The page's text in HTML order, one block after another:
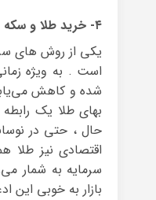
۴- خرید طلا و سکه
یکی از روش های
است . به وی‍ژه
شده و کاهش
بهای طلا یک
حال ، حتی در
اقتصادی نیز طلا
سرمایه به شمار
بازار به خوبی این